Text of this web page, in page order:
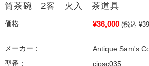
筒茶碗 2客 火入 茶道具
価格: ¥36,000 (税込
メーカー：
Antique Sam's
型番：
cjpsc035